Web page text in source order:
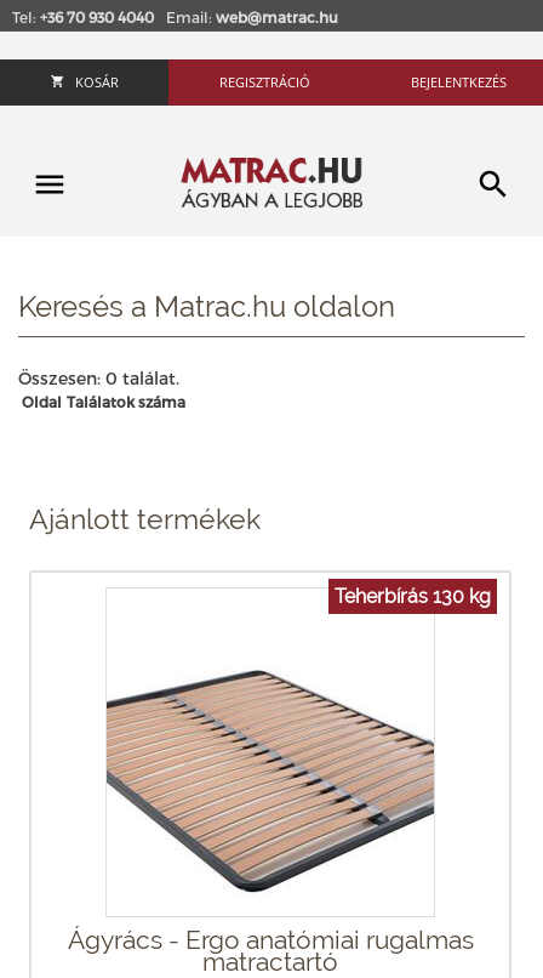
Tel: +36 70 930 4040 Email: web@matrac.hu
KOSÁR REGISZTRÁCIÓ BEJELENTKEZÉS
Keresés a Matrac.hu oldalon
Összesen: 0 találat.
Oldal Találatok száma
Ajánlott termékek
Teherbírás 130 kg
Ágyrács - Ergo anatómiai rugalmas
matractartó